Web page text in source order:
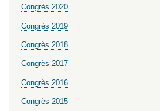
Congrès 2020
Congrès 2019
Congrès 2018
Congrès 2017
Congrès 2016
Congrès 2015